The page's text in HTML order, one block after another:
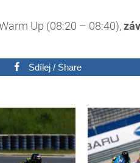
Up (08:20 – 08:40),
Sdílej / Share